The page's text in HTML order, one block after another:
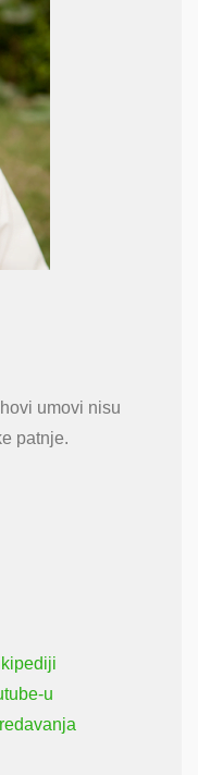
umovi nisu
patnje.
u